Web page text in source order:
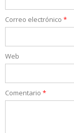
Correo electrónico *
Web
Comentario *